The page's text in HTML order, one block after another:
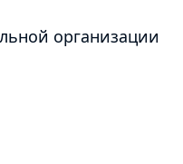
организации